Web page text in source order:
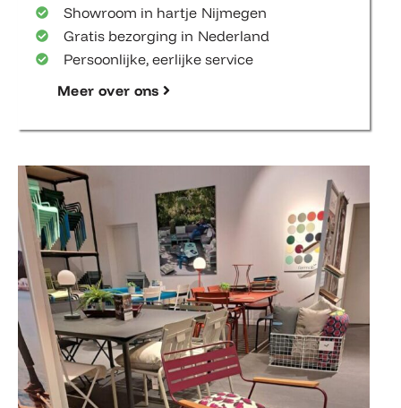
Showroom in hartje Nijmegen
Gratis bezorging in Nederland
Persoonlijke, eerlijke service
Meer over ons